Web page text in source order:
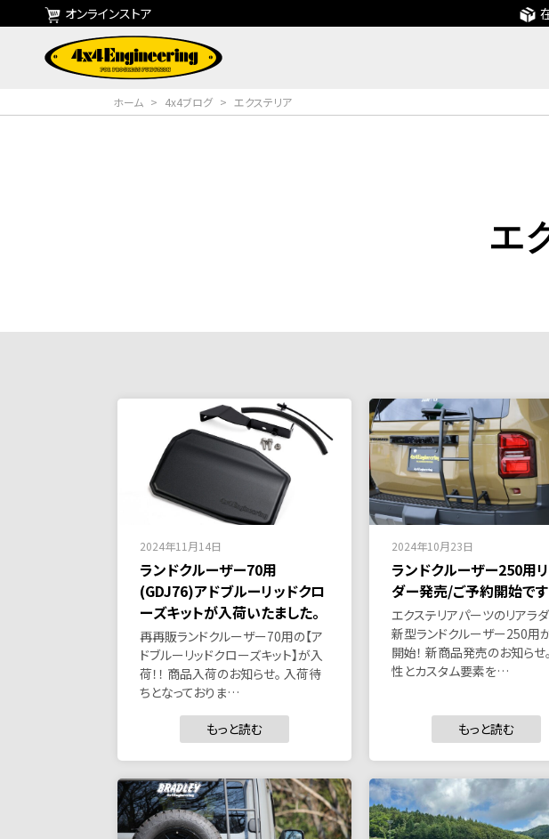
オンラインストア
ホーム > 4x4ブログ > エクステリア
エ
2024年11月14日
ランドクルーザー70用
(GDJ76)アドブルーリッドクロ
ーズキットが入荷いたました。
再再販ランドクルーザー70用の【ア
ドブルーリッドクローズキット】が入
荷！！ 商品入荷のお知らせ。 入荷待
ちとなっておりま…
もっと読む
2024年10月23日
ランドクルーザー250用
ダー発売/ご予約開始です
エクステリアパーツのリアラ
新型ランドクルーザー250用
開始！ 新商品発売のお知らせ
性とカスタム要素を…
もっと読む